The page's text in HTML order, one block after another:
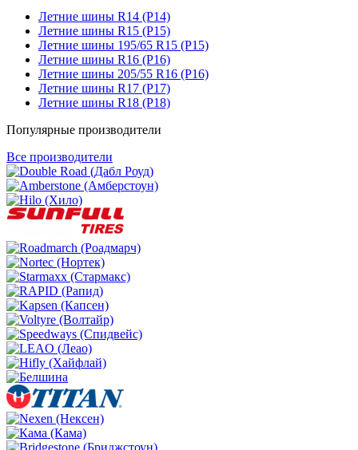
Летние шины R14 (Р14)
Летние шины R15 (Р15)
Летние шины 195/65 R15 (Р15)
Летние шины R16 (Р16)
Летние шины 205/55 R16 (Р16)
Летние шины R17 (Р17)
Летние шины R18 (Р18)
Популярные производители
Все производители